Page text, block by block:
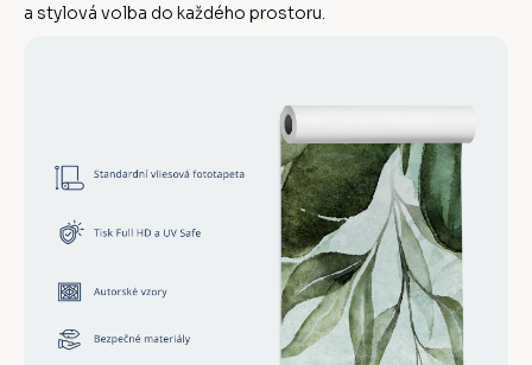
a stylová volba do každého prostoru.